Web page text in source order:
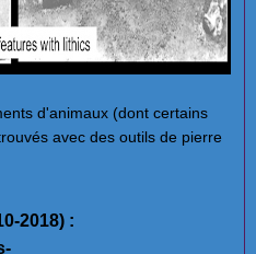
d'animaux (dont certains
avec des outils de pierre
2018) :